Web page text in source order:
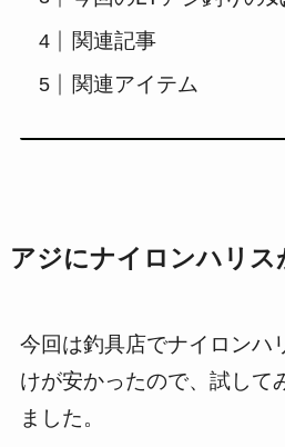
関連記事
関連アイテム
アジにナイロンハリス
今回は釣具店でナイロンハ
けが安かったので、試して
ました。